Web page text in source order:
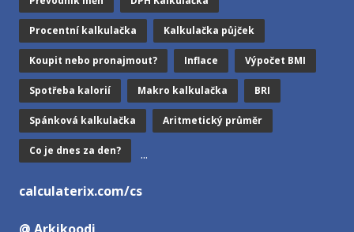
Procentní kalkulačka Kalkulačka půjček
Koupit nebo pronajmout? Inflace Výpočet BMI
Spotřeba kalorií Makro kalkulačka BRI
Spánková kalkulačka Aritmetický průměr
Co je dnes za den? ...
calculaterix.com/cs